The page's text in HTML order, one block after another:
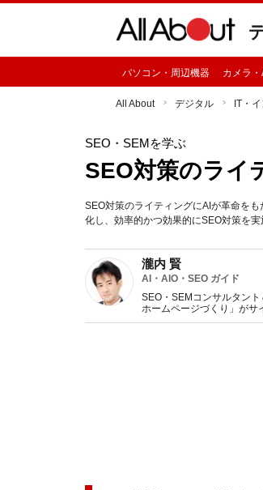
パソコン・周辺機器 カメラ
All About デジタル IT・
SEO・SEMを学ぶ
SEO対策のライ
SEO対策のライティングにAIが革命を
化し、効率的かつ効果的にSEO対策を実
瀧内 賢
AI・AIO・SEO ガイド
SEO・SEMコンサルタン
ホームページづくり」がサ
在に至る。